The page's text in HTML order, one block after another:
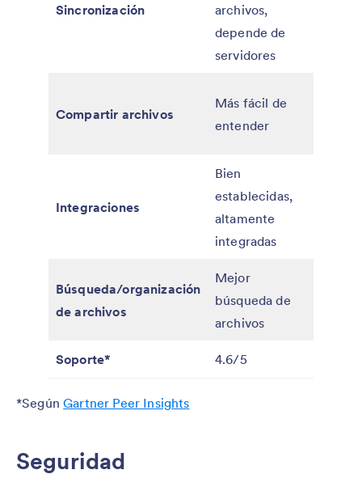
Sincronización
archivos,
depende de
servidores
Compartir archivos
Más fácil de
entender
Integraciones
Bien
establecidas,
altamente
integradas
Búsqueda/organización
de archivos
Mejor
búsqueda de
archivos
Soporte* 4.6/5
*SegúnGartner Peer Insights
Seguridad